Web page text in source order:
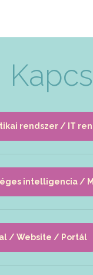
rendszer / IT
intelligencia /
/ Website / Portál